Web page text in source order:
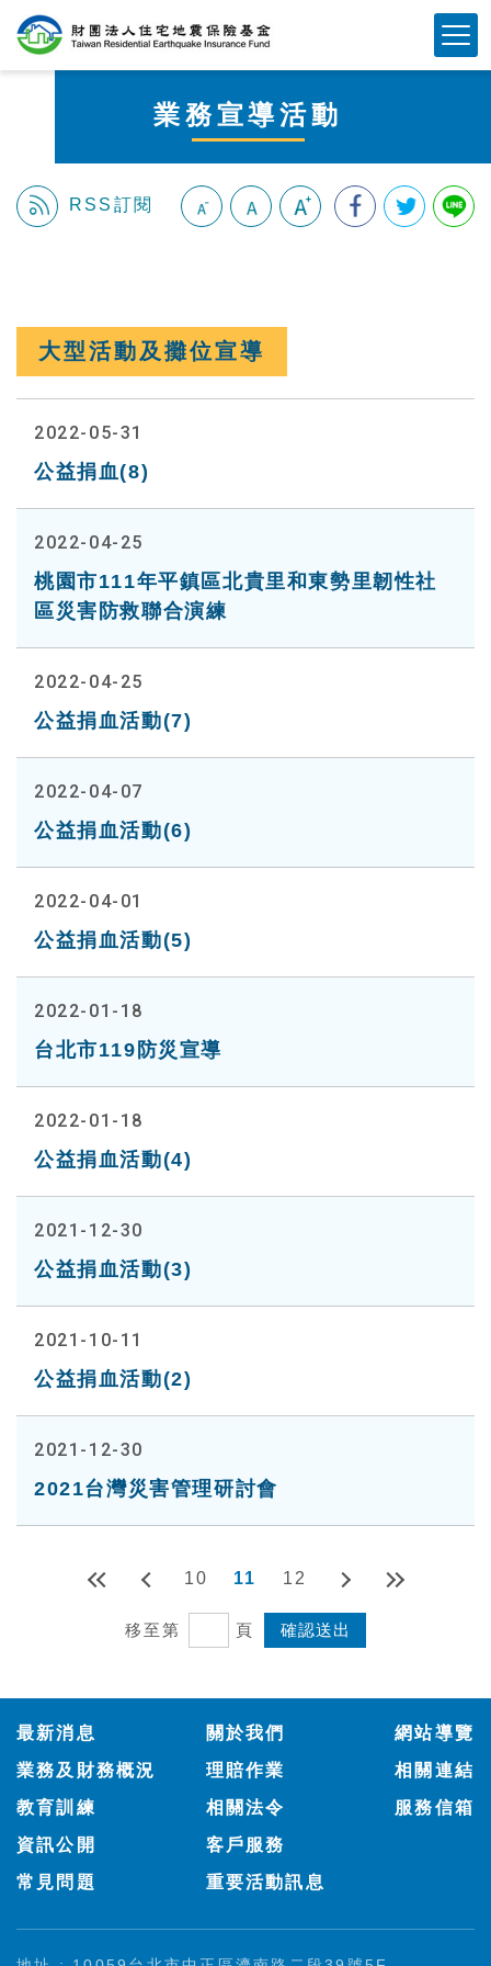
業務宣導活動
RSS訂閱
大型活動及攤位宣導
2022-05-31
公益捐血(8)
2022-04-25
桃園市111年平鎮區北貴里和東勢里韌性社
區災害防救聯合演練
2022-04-25
公益捐血活動(7)
2022-04-07
公益捐血活動(6)
2022-04-01
公益捐血活動(5)
2022-01-18
台北市119防災宣導
2022-01-18
公益捐血活動(4)
2021-12-30
公益捐血活動(3)
2021-10-11
公益捐血活動(2)
2021-12-30
2021台灣災害管理研討會
10 11 12
移至第 頁
最新消息
關於我們
業務及財務概況
理賠作業
教育訓練
相關法令
資訊公開
客戶服務
常見問題
重要活動訊息
網站導覽
相關連結
服務信箱